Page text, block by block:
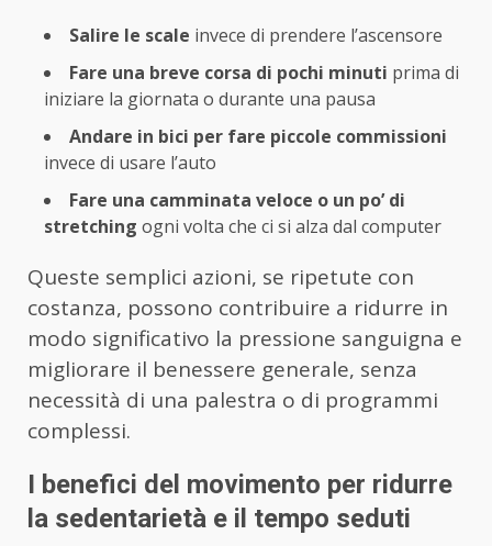
Salire le scale invece di prendere l’ascensore
Fare una breve corsa di pochi minuti prima di
iniziare la giornata o durante una pausa
Andare in bici per fare piccole commissioni
invece di usare l’auto
Fare una camminata veloce o un po’ di
stretching ogni volta che ci si alza dal computer
Queste semplici azioni, se ripetute con
costanza, possono contribuire a ridurre in
modo significativo la pressione sanguigna e
migliorare il benessere generale, senza
necessità di una palestra o di programmi
complessi.
I benefici del movimento per ridurre
la sedentarietà e il tempo seduti